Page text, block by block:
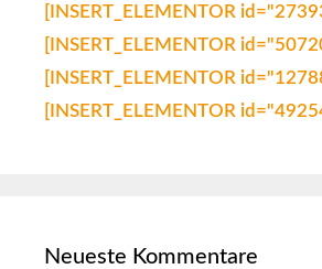
[INSERT_ELEMENTOR
[INSERT_ELEMENTOR
[INSERT_ELEMENTOR
[INSERT_ELEMENTOR
Neueste Kommentare